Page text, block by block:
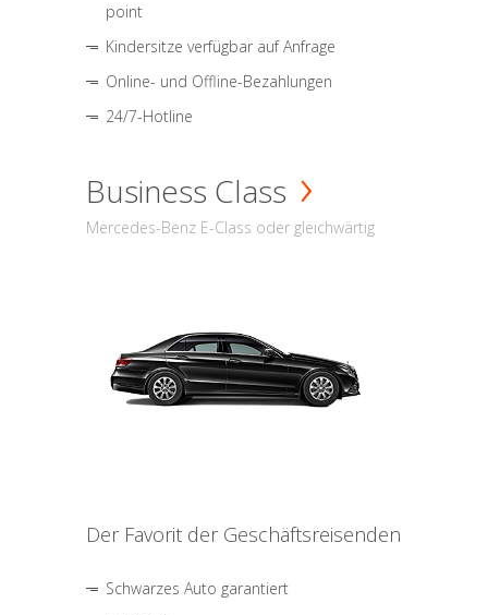
point
Kindersitze verfügbar auf Anfrage
Online- und Offline-Bezahlungen
24/7-Hotline
Business Class
Mercedes-Benz E-Class oder gleichwärtig
Der Favorit der Geschäftsreisenden
Schwarzes Auto garantiert